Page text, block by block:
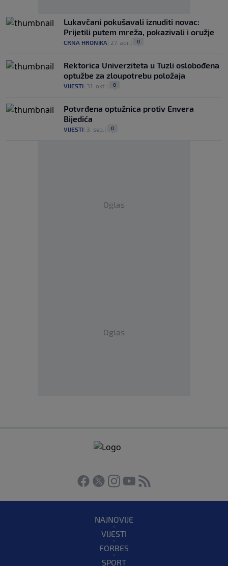
Lukavčani pokušavali iznuditi novac:
Prijetili putem mreža, pokazivali i oružje
CRNA HRONIKA 27. apr. 0
Rektorica Univerziteta u Tuzli oslobođena
optužbe za zloupotrebu položaja
VIJESTI 31. okt. 0
Potvrđena optužnica protiv Envera
Bijedića
VIJESTI 3. sep. 0
Oglas
Oglas
NAJNOVIJE
VIJESTI
FORBES
SPORT